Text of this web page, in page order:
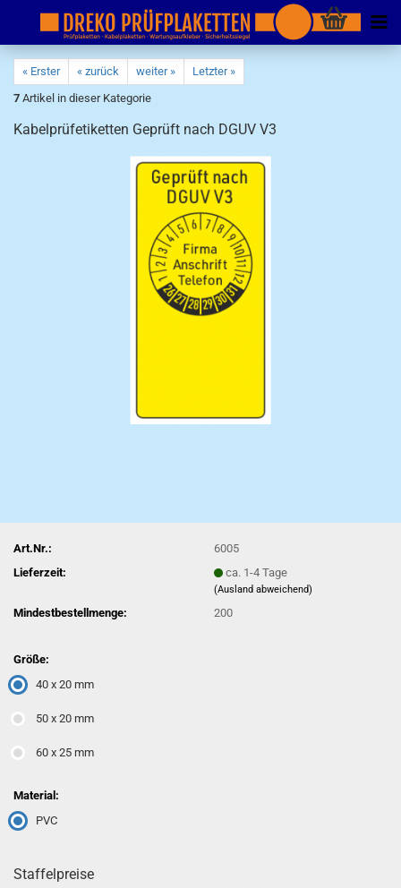
« Erster « zurück weiter »
Letzter »
7 Artikel in dieser Kategorie
Kabelprüfetiketten Geprüft nach DGUV V3
Art.Nr.:
6005
Lieferzeit:
ca. 1-4 Tage
(Ausland abweichend)
Mindestbestellmenge: 200
Größe:
40 x 20 mm
50 x 20 mm
60 x 25 mm
Material:
PVC
Staffelpreise